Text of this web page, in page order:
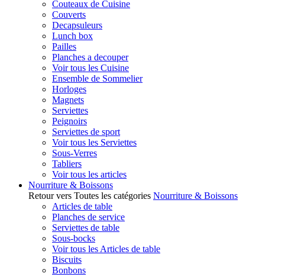
Couteaux de Cuisine
Couverts
Decapsuleurs
Lunch box
Pailles
Planches a decouper
Voir tous les Cuisine
Ensemble de Sommelier
Horloges
Magnets
Serviettes
Peignoirs
Serviettes de sport
Voir tous les Serviettes
Sous-Verres
Tabliers
Voir tous les articles
Nourriture & Boissons
Retour vers Toutes les catégories Nourriture & Boissons
Articles de table
Planches de service
Serviettes de table
Sous-bocks
Voir tous les Articles de table
Biscuits
Bonbons